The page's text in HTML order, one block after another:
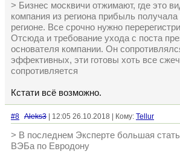
> Бизнес москвичи отжимают, где это
компания из региона прибыль получала
регионе. Все срочно нужно
Отсюда и требование ухода с поста
основателя компании. Он
эффективных, эти готовы хоть все
сопротивляется
Кстати всё возможно.
#8 Aleks3 | 12:05 26.10.2018 | Кому: Tellur
> В последнем Эксперте большая
ВЭБа по Евродону